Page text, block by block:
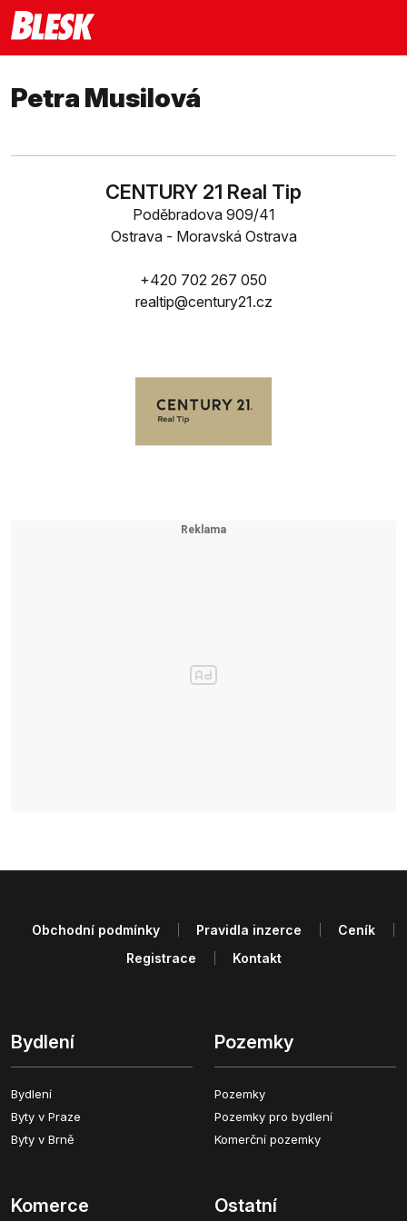
Petra Musilová
CENTURY 21 Real Tip
Poděbradova 909/41
Ostrava - Moravská Ostrava
+420 702 267 050
realtip@century21.cz
Bydlení
Bydlení
Byty v Praze
Byty v Brně
Pozemky
Pozemky
Pozemky pro bydlení
Komerční pozemky
Komerce Ostatní
Obchodní podmínky Pravidla inzerce
Ceník
Registrace
Kontakt